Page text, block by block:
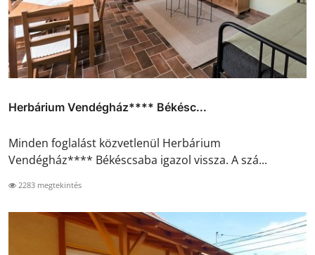
Herbárium Vendégház**** Békésc...
Minden foglalást közvetlenül Herbárium
Vendégház**** Békéscsaba igazol vissza. A szá...
2283 megtekintés